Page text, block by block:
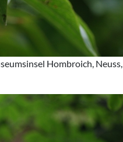
Hombroich, Neuss,